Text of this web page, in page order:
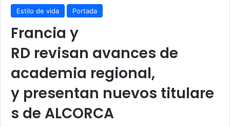
Estilo de vida Portada
Francia y
RD revisan avances de
academia regional,
y presentan nuevos titulare
s de ALCORCA